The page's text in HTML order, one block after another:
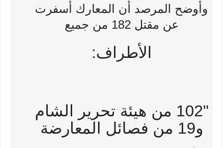
وأوضح المرصد أن المعارك أسفرت
عن مقتل 182 من جميع
الأطراف:
"102 من هيئة تحرير الشام
و19 من فصائل المعارضة